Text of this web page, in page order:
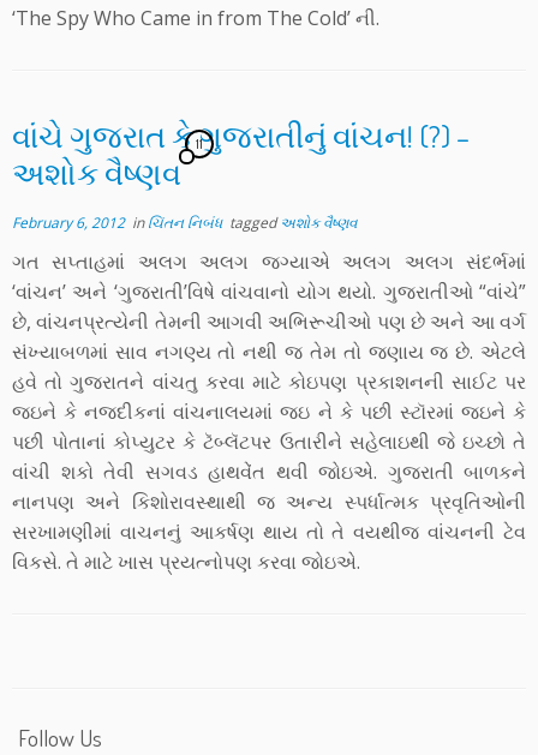
‘The Spy Who Came in from The Cold’ ની.
વાંચે ગુજરાત કે ગુજરાતીનું વાંચન! (?) –
અશોક વૈષ્ણવ
11
February 6, 2012inચિંતન નિબંધ taggedઅશોક વૈષ્ણવ
ગત સપ્તાહમાં અલગ અલગ જ્ગ્યાએ અલગ અલગ સંદર્ભમાં
‘વાંચન’ અને ‘ગુજરાતી’વિષે વાંચવાનો યોગ થયો. ગુજરાતીઓ “વાંચે”
છે, વાંચનપ્રત્યેની તેમની આગવી અભિરૂચીઓ પણ છે અને આ વર્ગ
સંખ્યાબળમાં સાવ નગણ્ય તો નથી જ તેમ તો જણાય જ છે. એટલે
હવે તો ગુજરાતને વાંચતુ કરવા માટે કોઇપણ પ્રકાશનની સાઈટ પર
જઇને કે નજદીકનાં વાંચનાલયમાં જઇ ને કે પછી સ્ટૉરમાં જઇને કે
પછી પોતાનાં કોપ્યુટર કે ટૅબ્લૅટપર ઉતારીને સહેલાઇથી જે ઇચ્છો તે
વાંચી શકો તેવી સગવડ હાથવેંત થવી જોઇએ. ગુજરાતી બાળકને
નાનપણ અને કિશોરાવસ્થાથી જ અન્ય સ્પર્ધાત્મક પ્રવૃતિઓની
સરખામણીમાં વાચનનું આકર્ષણ થાય તો તે વયથીજ વાંચનની ટેવ
વિકસે. તે માટે ખાસ પ્રયત્નોપણ કરવા જોઇએ.
Follow Us